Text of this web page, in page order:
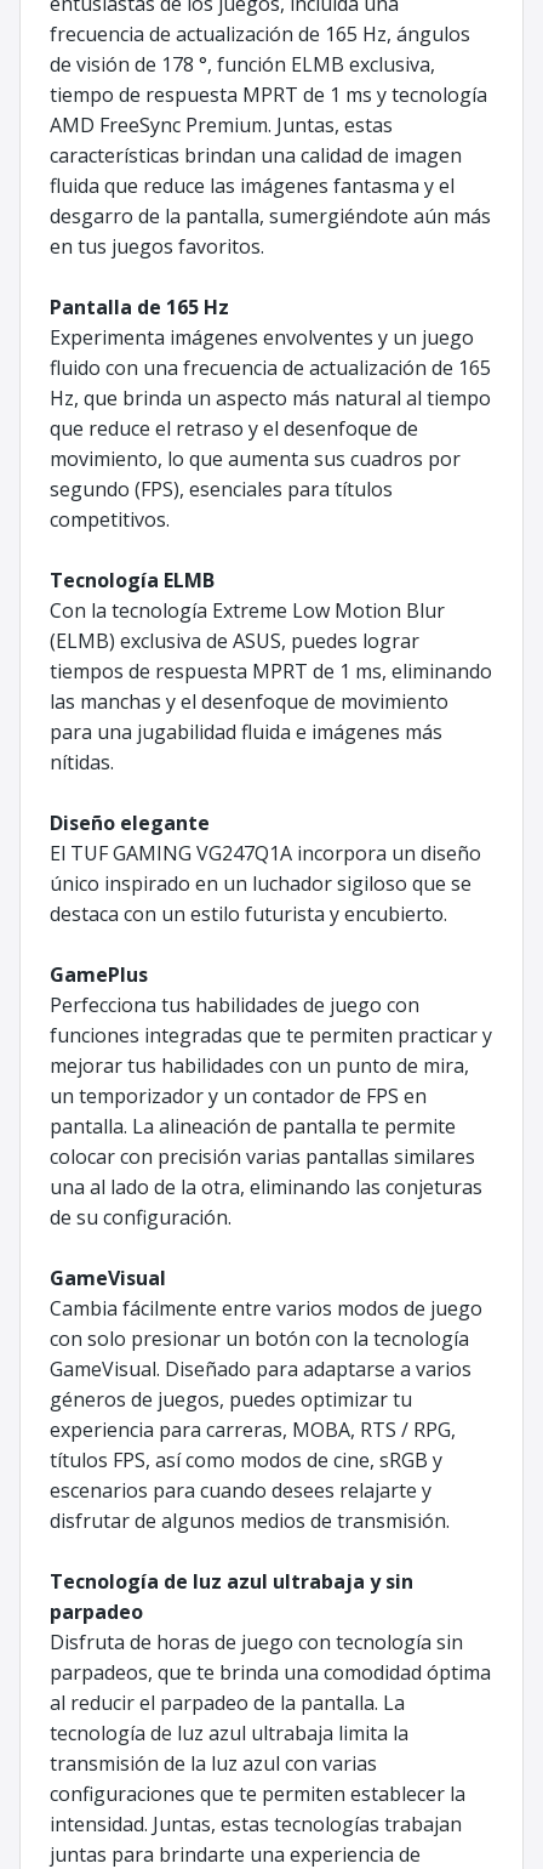
frecuencia de actualización de 165 Hz, ángulos
de visión de 178 °, función ELMB exclusiva,
tiempo de respuesta MPRT de 1 ms y tecnología
AMD FreeSync Premium. Juntas, estas
características brindan una calidad de imagen
fluida que reduce las imágenes fantasma y el
desgarro de la pantalla, sumergiéndote aún más
en tus juegos favoritos.
Pantalla de 165 Hz
Experimenta imágenes envolventes y un juego
fluido con una frecuencia de actualización de 165
Hz, que brinda un aspecto más natural al tiempo
que reduce el retraso y el desenfoque de
movimiento, lo que aumenta sus cuadros por
segundo (FPS), esenciales para títulos
competitivos.
Tecnología ELMB
Con la tecnología Extreme Low Motion Blur
(ELMB) exclusiva de ASUS, puedes lograr
tiempos de respuesta MPRT de 1 ms, eliminando
las manchas y el desenfoque de movimiento
para una jugabilidad fluida e imágenes más
nítidas.
Diseño elegante
El TUF GAMING VG247Q1A incorpora un diseño
único inspirado en un luchador sigiloso que se
destaca con un estilo futurista y encubierto.
GamePlus
Perfecciona tus habilidades de juego con
funciones integradas que te permiten practicar y
mejorar tus habilidades con un punto de mira,
un temporizador y un contador de FPS en
pantalla. La alineación de pantalla te permite
colocar con precisión varias pantallas similares
una al lado de la otra, eliminando las conjeturas
de su configuración.
GameVisual
Cambia fácilmente entre varios modos de juego
con solo presionar un botón con la tecnología
GameVisual. Diseñado para adaptarse a varios
géneros de juegos, puedes optimizar tu
experiencia para carreras, MOBA, RTS / RPG,
títulos FPS, así como modos de cine, sRGB y
escenarios para cuando desees relajarte y
disfrutar de algunos medios de transmisión.
Tecnología de luz azul ultrabaja y sin
parpadeo
Disfruta de horas de juego con tecnología sin
parpadeos, que te brinda una comodidad óptima
al reducir el parpadeo de la pantalla. La
tecnología de luz azul ultrabaja limita la
transmisión de la luz azul con varias
configuraciones que te permiten establecer la
intensidad. Juntas, estas tecnologías trabajan
juntas para brindarte una experiencia de